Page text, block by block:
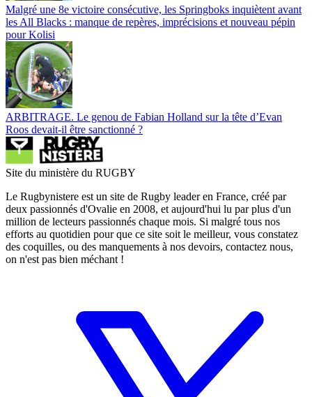
Malgré une 8e victoire consécutive, les Springboks inquiètent avant
les All Blacks : manque de repères, imprécisions et nouveau pépin
pour Kolisi
ARBITRAGE. Le genou de Fabian Holland sur la tête d’Evan
Roos devait-il être sanctionné ?
Site du ministère du RUGBY
Le Rugbynistere est un site de Rugby leader en France, créé par
deux passionnés d'Ovalie en 2008, et aujourd'hui lu par plus d'un
million de lecteurs passionnés chaque mois. Si malgré tous nos
efforts au quotidien pour que ce site soit le meilleur, vous constatez
des coquilles, ou des manquements à nos devoirs, contactez nous,
on n'est pas bien méchant !